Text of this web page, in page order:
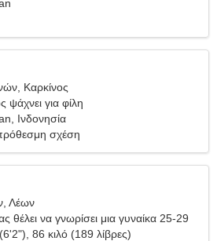
Καρκίνος
ψάχνει για φίλη
Ινδονησία
σχέση
Λέων
θέλει να γνωρίσει μια γυναίκα 25-29
86 κιλό (189 λίβρες)